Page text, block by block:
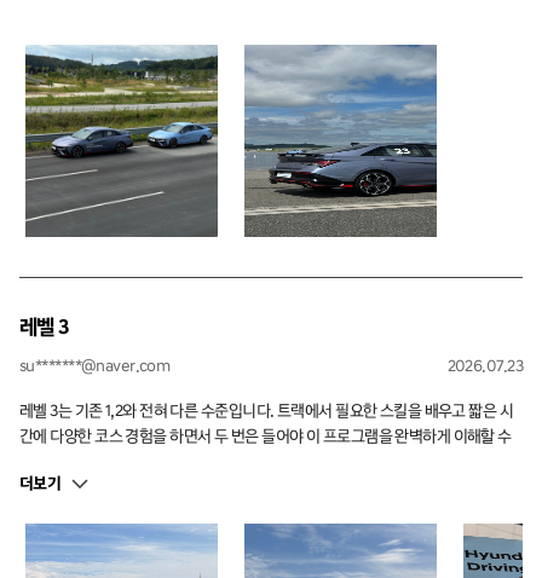
레벨 3
su*******@naver.com 2026.07.23
레벨 3는 기존 1,2와 전혀 다른 수준입니다. 트랙에서 필요한 스킬을 배우고 짧은 시
간에 다양한 코스 경험을 하면서 두 번은 들어야 이 프로그램을 완벽하게 이해할 수
턴도 너무 신기했습니다ㅎㅎ 젖은 노면에서 오버 / 언더스티어는 안전한 환경에서
시선을 어디에 두어야 하는지 등 부족한 부분을 보안하기에 너무나 만족스러운 수업
이었습니다 자주 수강하게 제발 인원수만 늘려주세요 ㅠㅠ
더보기